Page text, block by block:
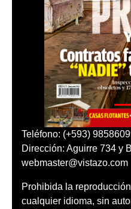
Teléfono: (+593)
Dirección: Aguirre 734 y
webmaster@vistazo.com
Prohibida la
cualquier idioma, sin